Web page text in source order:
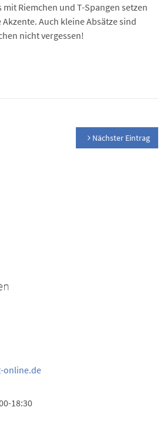
Riemchen und T-Spangen setzen
Auch kleine Absätze sind
nicht vergessen!
Nächster Eintrag
online.de
18:30